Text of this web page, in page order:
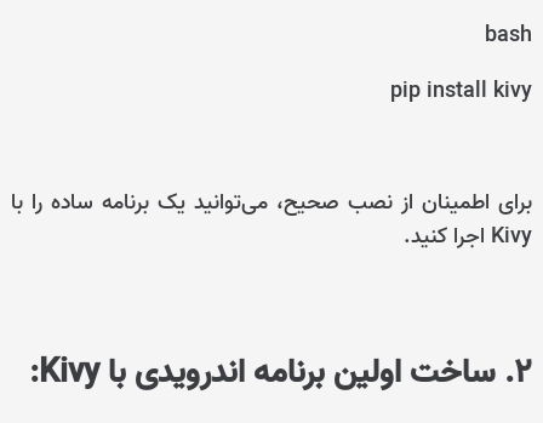
bash
pip install kivy
برای اطمینان از نصب صحیح، می‌توانید یک برنامه ساده را با
Kivy اجرا کنید.
2. ساخت اولین برنامه اندرویدی با Kivy: